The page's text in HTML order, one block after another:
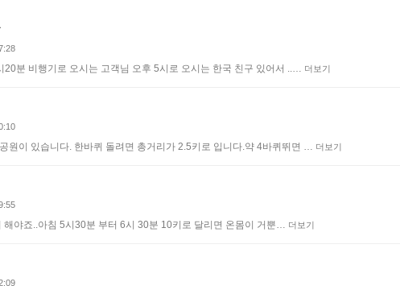
20분 비행기로 오시는 고객님 오후 5시로 오시는 한국 친구 있어서 ..… 더보기
원이 있습니다. 한바퀴 돌려면 총거리가 2.5키로 입니다.약 4바퀴뛰면 … 더보기
해야죠..아침 5시30분 부터 6시 30분 10키로 달리면 온몸이 거뿐… 더보기